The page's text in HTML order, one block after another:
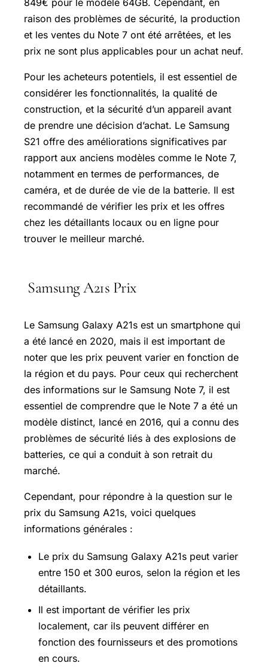
849€ pour le modèle 64GB. Cependant, en
raison des problèmes de sécurité, la production
et les ventes du Note 7 ont été arrêtées, et les
prix ne sont plus applicables pour un achat neuf.
Pour les acheteurs potentiels, il est essentiel de
considérer les fonctionnalités, la qualité de
construction, et la sécurité d’un appareil avant
de prendre une décision d’achat. Le Samsung
S21 offre des améliorations significatives par
rapport aux anciens modèles comme le Note 7,
notamment en termes de performances, de
caméra, et de durée de vie de la batterie. Il est
recommandé de vérifier les prix et les offres
chez les détaillants locaux ou en ligne pour
trouver le meilleur marché.
Samsung A21s Prix
Le Samsung Galaxy A21s est un smartphone qui
a été lancé en 2020, mais il est important de
noter que les prix peuvent varier en fonction de
la région et du pays. Pour ceux qui recherchent
des informations sur le Samsung Note 7, il est
essentiel de comprendre que le Note 7 a été un
modèle distinct, lancé en 2016, qui a connu des
problèmes de sécurité liés à des explosions de
batteries, ce qui a conduit à son retrait du
marché.
Cependant, pour répondre à la question sur le
prix du Samsung A21s, voici quelques
informations générales :
Le prix du Samsung Galaxy A21s peut varier
entre 150 et 300 euros, selon la région et les
détaillants.
Il est important de vérifier les prix
localement, car ils peuvent différer en
fonction des fournisseurs et des promotions
en cours.